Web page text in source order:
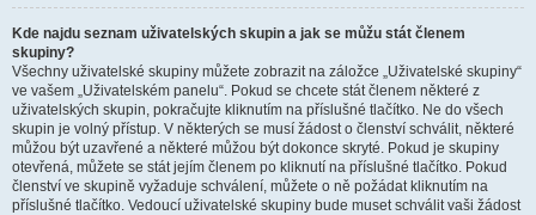
Kde najdu seznam uživatelských skupin a jak se můžu stát členem
skupiny?
Všechny uživatelské skupiny můžete zobrazit na záložce „Uživatelské skupiny“
ve vašem „Uživatelském panelu“. Pokud se chcete stát členem některé z
uživatelských skupin, pokračujte kliknutím na příslušné tlačítko. Ne do všech
skupin je volný přístup. V některých se musí žádost o členství schválit, některé
můžou být uzavřené a některé můžou být dokonce skryté. Pokud je skupiny
otevřená, můžete se stát jejím členem po kliknutí na příslušné tlačítko. Pokud
členství ve skupině vyžaduje schválení, můžete o ně požádat kliknutím na
příslušné tlačítko. Vedoucí uživatelské skupiny bude muset schválit vaši žádost